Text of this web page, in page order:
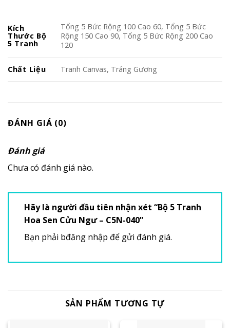
Kích
Thước Bộ
5 Tranh
Tổng 5 Bức Rộng 100 Cao 60, Tổng 5 Bức
Rộng 150 Cao 90, Tổng 5 Bức Rộng 200 Cao
120
Chất Liệu Tranh Canvas, Tráng Gương
ĐÁNH GIÁ (0)
Đánh giá
Chưa có đánh giá nào.
Hãy là người đầu tiên nhận xét “Bộ 5 Tranh
Hoa Sen Cửu Ngư – C5N-040”
Bạn phải bđăng nhập để gửi đánh giá.
SẢN PHẨM TƯƠNG TỰ